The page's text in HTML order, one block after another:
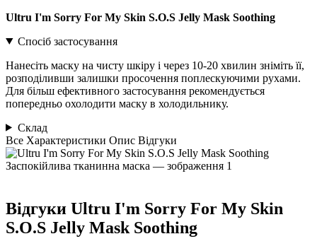
Ultru I'm Sorry For My Skin S.O.S Jelly Mask Soothing
Спосіб застосування
Нанесіть маску на чисту шкіру і через 10-20 хвилин зніміть її,
розподіливши залишки просочення поплескуючими рухами.
Для більш ефективного застосування рекомендується
попередньо охолодити маску в холодильнику.
Склад
Все Характеристики Опис Відгуки
Відгуки Ultru I'm Sorry For My Skin
S.O.S Jelly Mask Soothing